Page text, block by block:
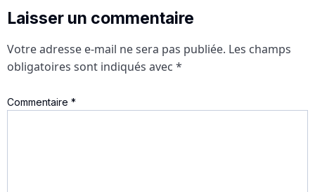
Laisser un commentaire
Votre adresse e-mail ne sera pas publiée. Les champs
obligatoires sont indiqués avec *
Commentaire *